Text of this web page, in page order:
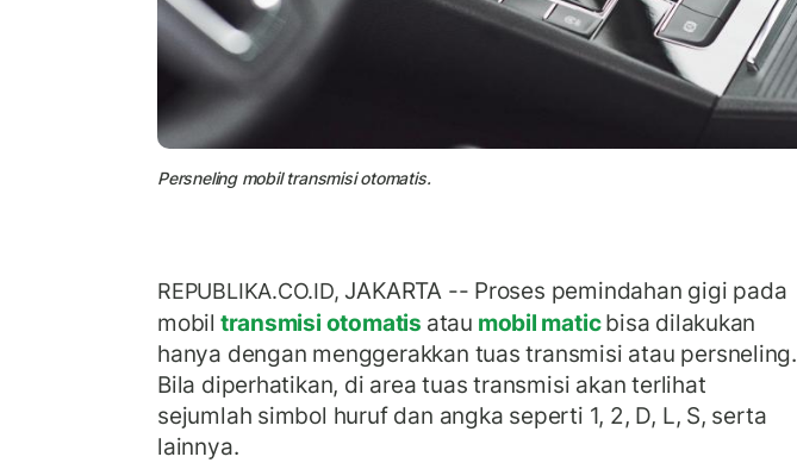
Persneling mobil transmisi otomatis.
REPUBLIKA.CO.ID,JAKARTA -- Proses pemindahan gigi pada
mobil transmisi otomatis atau mobil maticbisa dilakukan
hanya dengan menggerakkan tuas transmisi atau persneling.
Bila diperhatikan, di area tuas transmisi akan terlihat
sejumlah simbol huruf dan angka seperti 1, 2, D, L, S, serta
lainnya.